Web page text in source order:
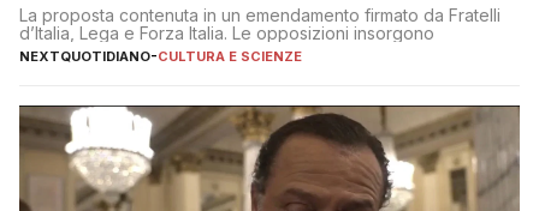
La proposta contenuta in un emendamento firmato da Fratelli
d’Italia, Lega e Forza Italia. Le opposizioni insorgono
NEXTQUOTIDIANO-CULTURA E SCIENZE